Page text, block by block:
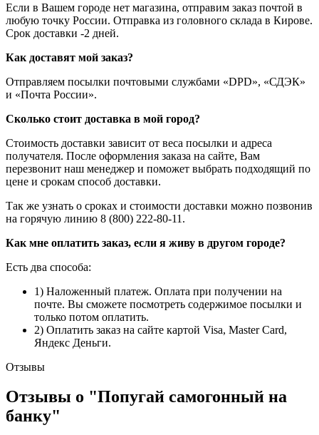
Если в Вашем городе нет магазина, отправим заказ почтой в
любую точку России. Отправка из головного склада в Кирове.
Срок доставки -2 дней.
Как доставят мой заказ?
Отправляем посылки почтовыми службами «DPD», «СДЭК»
и «Почта России».
Сколько стоит доставка в мой город?
Стоимость доставки зависит от веса посылки и адреса
получателя. После оформления заказа на сайте, Вам
перезвонит наш менеджер и поможет выбрать подходящий по
цене и срокам способ доставки.
Так же узнать о сроках и стоимости доставки можно позвонив
на горячую линию 8 (800) 222-80-11.
Как мне оплатить заказ, если я живу в другом городе?
Есть два способа:
1) Наложенный платеж. Оплата при получении на
почте. Вы сможете посмотреть содержимое посылки и
только потом оплатить.
2) Оплатить заказ на сайте картой Visa, Master Card,
Яндекс Деньги.
Отзывы
Отзывы о "Попугай самогонный на
банку"